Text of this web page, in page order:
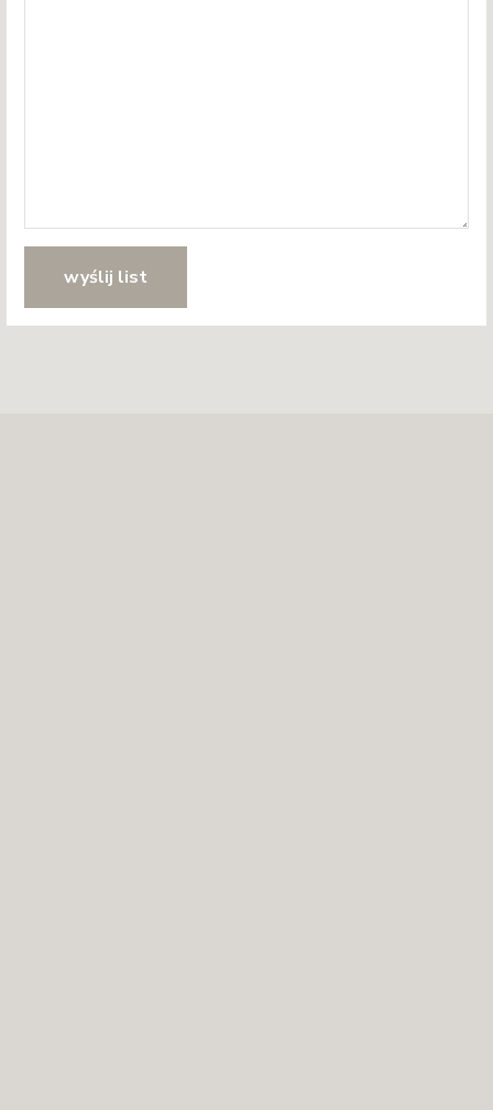
wyślij list